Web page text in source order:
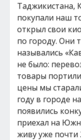
Таджикистана,
покупали наш
открыл свои
по городу. Они
назывались
не было:
товары
цены мы
году в городе
появились
приехал на
живу уже почти